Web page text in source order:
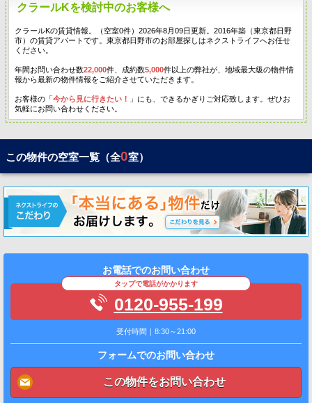
クラールKを検討中のお客様へ
クラールKの賃貸情報。（空室0件）2026年8月09日更新。2016年築（東京都日野
市）の賃貸アパートです。東京都日野市のお部屋探しはネクストライフへお任せ
ください。
年間お問い合わせ数22,000件、成約数5,000件以上の弊社が、地域最大級の物件情
報から最新の物件情報をご紹介させていただきます。
お客様の「今から見に行きたい！
」にも、できるかぎりご対応致します。ぜひお
気軽にお問い合わせください。
この物件の空室一覧（全0室）
お電話でのお問い合わせ
タップで電話がかかります
0120-955-199
受付時間｜8:30～21:00
フォームでのお問い合わせ
この物件をお問い合わせ